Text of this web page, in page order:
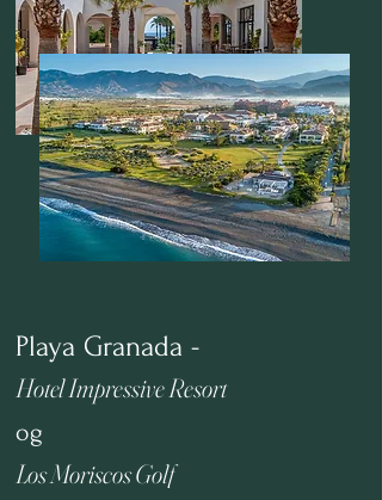
Playa Granada -
Hotel Impressive Resort
og
Los Moriscos Golf